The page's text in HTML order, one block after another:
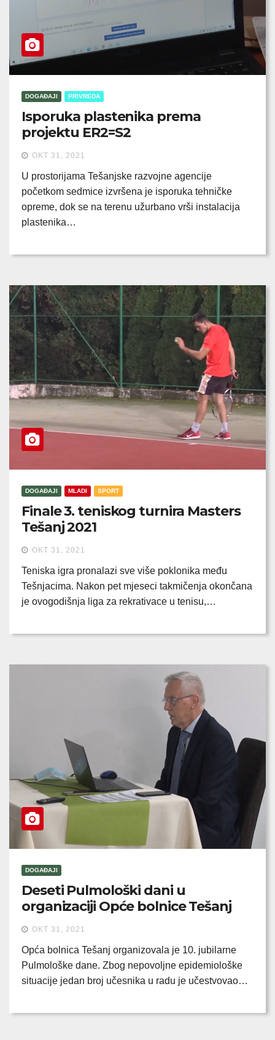
DOGAĐAJI PRIVREDA
Isporuka plastenika prema
projektu ER2=S2
OKT 31, 2021
U prostorijama Tešanjske razvojne agencije
početkom sedmice izvršena je isporuka tehničke
opreme, dok se na terenu užurbano vrši instalacija
plastenika…
DOGAĐAJI MLADI SPORT
Finale 3. teniskog turnira Masters
Tešanj 2021
OKT 31, 2021
Teniska igra pronalazi sve više poklonika među
Tešnjacima. Nakon pet mjeseci takmičenja okončana
je ovogodišnja liga za rekrativace u tenisu,…
DOGAĐAJI
Deseti Pulmološki dani u
organizaciji Opće bolnice Tešanj
OKT 31, 2021
Opća bolnica Tešanj organizovala je 10. jubilarne
Pulmološke dane. Zbog nepovoljne epidemiološke
situacije jedan broj učesnika u radu je učestvovao…